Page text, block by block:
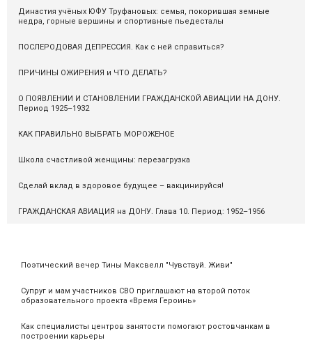
Поэтический вечер Тины Максвелл "Чувствуй. Живи"
Супруг и мам участников СВО приглашают на второй поток
образовательного проекта «Время Героинь»
Как специалисты центров занятости помогают ростовчанкам в
построении карьеры
Династия учёных ЮФУ Труфановых: семья, покорившая земные
недра, горные вершины и спортивные пьедесталы
ПОСЛЕРОДОВАЯ ДЕПРЕССИЯ. Как с ней справиться?
ПРИЧИНЫ ОЖИРЕНИЯ и ЧТО ДЕЛАТЬ?
О ПОЯВЛЕНИИ И СТАНОВЛЕНИИ ГРАЖДАНСКОЙ АВИАЦИИ НА ДОНУ.
Период 1925–1932
КАК ПРАВИЛЬНО ВЫБРАТЬ МОРОЖЕНОЕ
Школа счастливой женщины: перезагрузка
Сделай вклад в здоровое будущее – вакцинируйся!
ГРАЖДАНСКАЯ АВИАЦИЯ на ДОНУ. Глава 10. Период: 1952–1956